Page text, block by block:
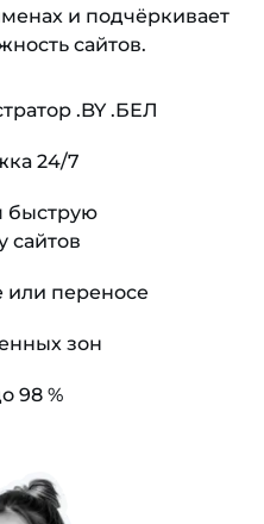
и подчёркивает
сайтов.
.BY .БЕЛ
24/7
быструю
сайтов
или переносе
зон
98 %